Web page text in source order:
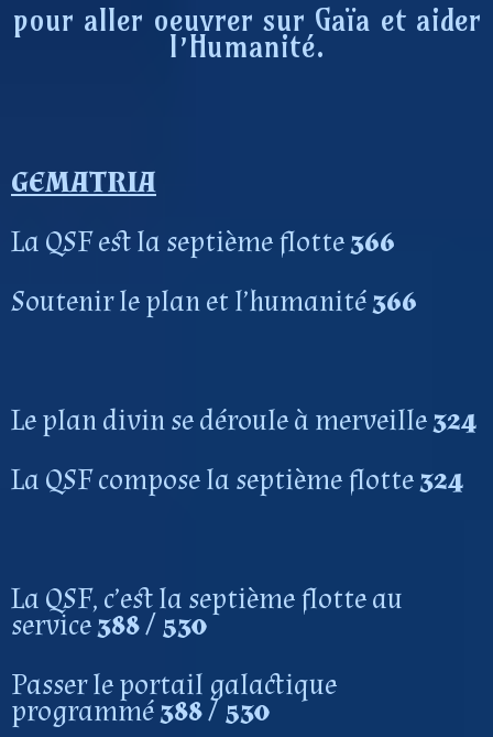
pour aller oeuvrer sur Gaïa et aider
l’Humanité.
GEMATRIA
La QSF est la septième flotte366
Soutenir le plan et l’humanité366
Le plan divin se déroule à merveille324
La QSF compose la septième flotte324
La QSF, c’est la septième flotte au
service388 / 530
Passer le portail galactique
programmé388/ 530